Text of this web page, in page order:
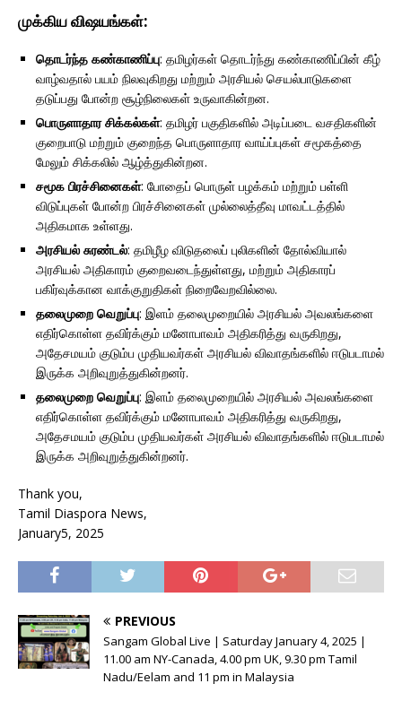
முக்கிய விஷயங்கள்:
தொடர்ந்த கண்காணிப்பு: தமிழர்கள் தொடர்ந்து கண்காணிப்பின் கீழ்
வாழ்வதால் பயம் நிலவுகிறது மற்றும் அரசியல் செயல்பாடுகளை
தடுப்பது போன்ற சூழ்நிலைகள் உருவாகின்றன.
பொருளாதார சிக்கல்கள்: தமிழர் பகுதிகளில் அடிப்படை வசதிகளின்
குறைபாடு மற்றும் குறைந்த பொருளாதார வாய்ப்புகள் சமூகத்தை
மேலும் சிக்கலில் ஆழ்த்துகின்றன.
சமூக பிரச்சினைகள்: போதைப் பொருள் பழக்கம் மற்றும் பள்ளி
விடுப்புகள் போன்ற பிரச்சினைகள் முல்லைத்தீவு மாவட்டத்தில்
அதிகமாக உள்ளது.
அரசியல் சுரண்டல்: தமிழீழ விடுதலைப் புலிகளின் தோல்வியால்
அரசியல் அதிகாரம் குறைவடைந்துள்ளது, மற்றும் அதிகாரப்
பகிர்வுக்கான வாக்குறுதிகள் நிறைவேறவில்லை.
தலைமுறை வெறுப்பு: இளம் தலைமுறையில் அரசியல் அவலங்களை
எதிர்கொள்ள தவிர்க்கும் மனோபாவம் அதிகரித்து வருகிறது,
அதேசமயம் குடும்ப முதியவர்கள் அரசியல் விவாதங்களில் ஈடுபடாமல்
இருக்க அறிவுறுத்துகின்றனர்.
தலைமுறை வெறுப்பு: இளம் தலைமுறையில் அரசியல் அவலங்களை
எதிர்கொள்ள தவிர்க்கும் மனோபாவம் அதிகரித்து வருகிறது,
அதேசமயம் குடும்ப முதியவர்கள் அரசியல் விவாதங்களில் ஈடுபடாமல்
இருக்க அறிவுறுத்துகின்றனர்.
Thank you,
Tamil Diaspora News,
January5, 2025
PREVIOUS
Sangam Global Live | Saturday January 4, 2025 |
11.00 am NY-Canada, 4.00 pm UK, 9.30 pm Tamil
Nadu/Eelam and 11 pm in Malaysia